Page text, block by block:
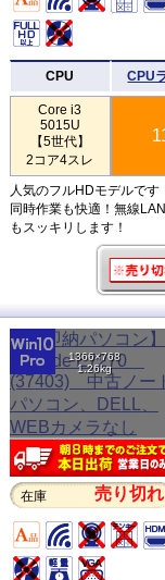
CPU CPU
Core i3
5015U
【5世代】
2コア4スレ
人気のフルHDモデルで
同時作業も快適！無線
もスッキリします！
1366×768
1.26kg
在庫 売り切れ